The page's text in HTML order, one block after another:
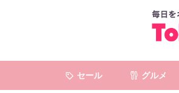
セール グルメ